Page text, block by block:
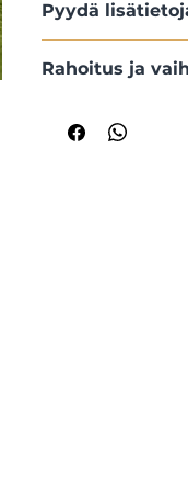
Helsinki
Mittarilukema:
Moottori: 3,0-
Vaihteisto
Vanteet: Porsche
Suomeen)
139 –
340 –
kuljettajan istuin
Pyydä
ottaa meihin
Rahoitus ja
autollesi